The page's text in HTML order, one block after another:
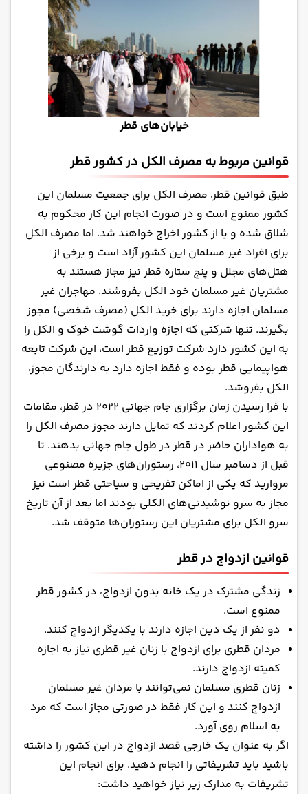
خیابان‌های قطر
قوانین مربوط به مصرف الکل در کشور قطر
طبق قوانین قطر، مصرف الکل برای جمعیت مسلمان این
کشور ممنوع است و در صورت انجام این کار محکوم به
شلاق شده و یا از کشور اخراج خواهند شد. اما مصرف الکل
برای افراد غیر مسلمان این کشور آزاد است و برخی از
هتل‌های مجلل و پنج ستاره قطر نیز مجاز هستند به
مشتریان غیر مسلمان خود الکل بفروشند. مهاجران غیر
مسلمان اجازه دارند برای خرید الکل (مصرف شخصی) مجوز
بگیرند. تنها شرکتی که اجازه واردات گوشت خوک و الکل را
به این کشور دارد شرکت توزیع قطر است، این شرکت تابعه
هواپیمایی قطر بوده و فقط اجازه دارد به دارندگان مجوز،
الکل بفروشد.
با فرا رسیدن زمان برگزاری جام جهانی ۲۰۲۲ در قطر، مقامات
این کشور اعلام کردند که تمایل دارند مجوز مصرف الکل را
به هواداران حاضر در قطر در طول جام جهانی بدهند. تا
قبل از دسامبر سال ۲۰۱۱، رستوران‌های جزیره مصنوعی
مروارید که یکی از اماکن تفریحی و سیاحتی قطر است نیز
مجاز به سرو نوشیدنی‌های الکلی بودند اما بعد از آن تاریخ
سرو الکل برای مشتریان این رستوران‌ها متوقف شد.
قوانین ازدواج در قطر
زندگی مشترک در یک خانه بدون ازدواج، در کشور قطر
ممنوع است.
دو نفر از یک دین اجازه دارند با یکدیگر ازدواج کنند.
مردان قطری برای ازدواج با زنان غیر قطری نیاز به اجازه
کمیته ازدواج دارند.
زنان قطری مسلمان نمی‌توانند با مردان غیر مسلمان
ازدواج کنند و این کار فقط در صورتی مجاز است که مرد
به اسلام روی آورد.
اگر به عنوان یک خارجی قصد ازدواج در این کشور را داشته
باشید باید تشریفاتی را انجام دهید. برای انجام این
تشریفات به مدارک زیر نیاز خواهید داشت: